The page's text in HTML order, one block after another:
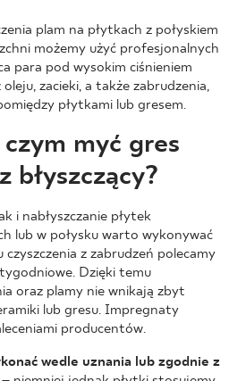
plam na płytkach z połyskiem
możemy użyć profesjonalnych
para pod wysokim ciśnieniem
zacieki, a także zabrudzenia,
płytkami lub gresem.
myć gres
błyszczący?
i nabłyszczanie płytek
lub w połysku warto wykonywać
z zabrudzeń polecamy
Dzięki temu
oraz plamy nie wnikają zbyt
lub gresu. Impregnaty
producentów.
wedle uznania lub zgodnie z